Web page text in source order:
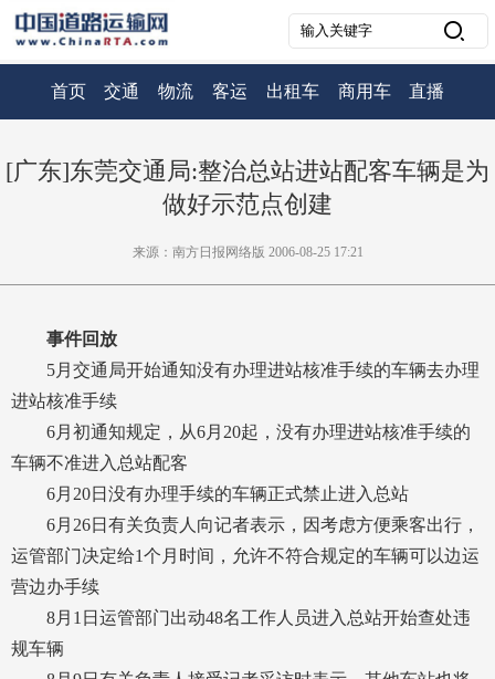
首页 交通 物流 客运 出租车 商用车 直播
[广东]东莞交通局:整治总站进站配客车辆是为
做好示范点创建
来源：南方日报网络版 2006-08-25 17:21
事件回放
5月交通局开始通知没有办理进站核准手续的车辆去办理
进站核准手续
6月初通知规定，从6月20起，没有办理进站核准手续的
车辆不准进入总站配客
6月20日没有办理手续的车辆正式禁止进入总站
6月26日有关负责人向记者表示，因考虑方便乘客出行，
运管部门决定给1个月时间，允许不符合规定的车辆可以边运
营边办手续
8月1日运管部门出动48名工作人员进入总站开始查处违
规车辆